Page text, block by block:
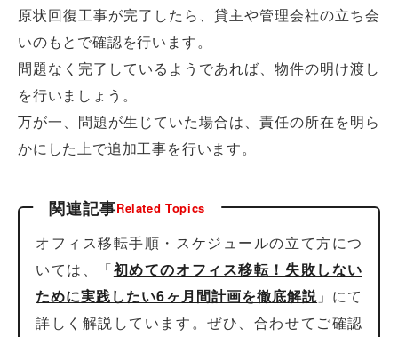
原状回復工事が完了したら、貸主や管理会社の立ち会
いのもとで確認を行います。
問題なく完了しているようであれば、物件の明け渡し
を行いましょう。
万が一、問題が生じていた場合は、責任の所在を明ら
かにした上で追加工事を行います。
関連記事Related Topics
オフィス移転手順・スケジュールの立て方につ
いては、「初めてのオフィス移転！失敗しない
ために実践したい6ヶ月間計画を徹底解説 」にて
詳しく解説しています。ぜひ、合わせてご確認